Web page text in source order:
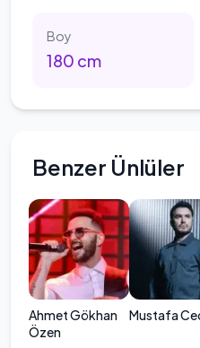
Boy
180 cm
Benzer Ünlüler
Ahmet Gökhan
Özen
Mustafa